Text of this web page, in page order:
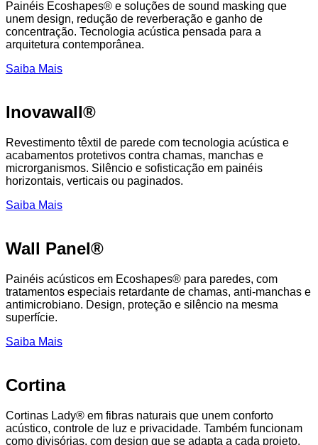
Painéis Ecoshapes® e soluções de sound masking que
unem design, redução de reverberação e ganho de
concentração. Tecnologia acústica pensada para a
arquitetura contemporânea.
Saiba Mais
Inovawall®
Revestimento têxtil de parede com tecnologia acústica e
acabamentos protetivos contra chamas, manchas e
microrganismos. Silêncio e sofisticação em painéis
horizontais, verticais ou paginados.
Saiba Mais
Wall Panel®
Painéis acústicos em Ecoshapes® para paredes, com
tratamentos especiais retardante de chamas, anti-manchas e
antimicrobiano. Design, proteção e silêncio na mesma
superfície.
Saiba Mais
Cortina
Cortinas Lady® em fibras naturais que unem conforto
acústico, controle de luz e privacidade. Também funcionam
como divisórias, com design que se adapta a cada projeto.